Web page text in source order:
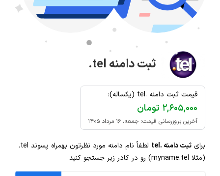
ثبت دامنه.tel
قیمت ثبت دامنه .tel (یکساله):
۲,۶۰۵,۰۰۰ تومان
آخرین بروزرسانی قیمت: جمعه، ۱۶ مرداد ۱۴۰۵
برای ثبت دامنه .tel لطفاً نام دامنه مورد نظرتون بهمراه پسوند .tel
(مثلا myname.tel) رو در کادر زیر جستجو کنید